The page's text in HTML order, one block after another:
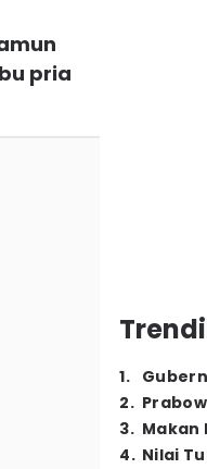
pria
1.
2.
3. Makan
4. Nilai